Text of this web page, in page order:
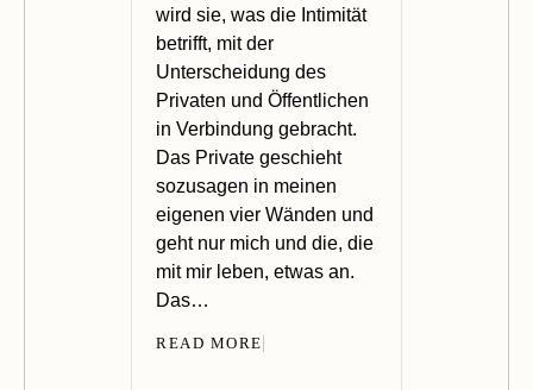
wird sie, was die Intimität
betrifft, mit der
Unterscheidung des
Privaten und Öffentlichen
in Verbindung gebracht.
Das Private geschieht
sozusagen in meinen
eigenen vier Wänden und
geht nur mich und die, die
mit mir leben, etwas an.
Das…
READ MORE